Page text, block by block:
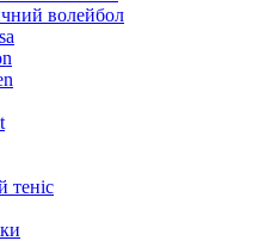
волейбол
теніс